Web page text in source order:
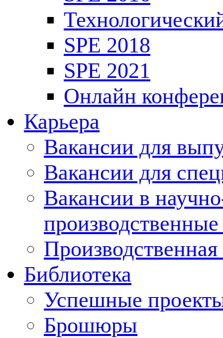
SPE 2018
SPE 2021
Онлайн
Карьера
Вакансии для
Вакансии для
Вакансии в
Производственная
Библиотека
Успешные
Брошюры